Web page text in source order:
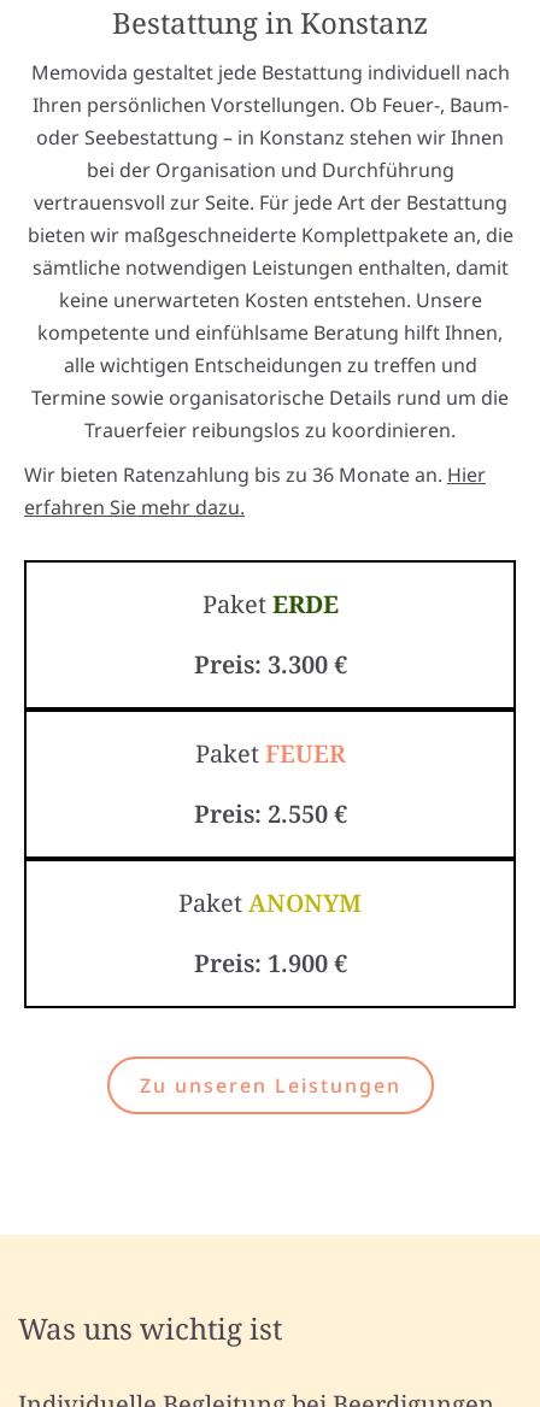
Bestattung in Konstanz
Memovida gestaltet jede Bestattung individuell nach
Ihren persönlichen Vorstellungen. Ob Feuer-, Baum-
oder Seebestattung – in Konstanz stehen wir Ihnen
bei der Organisation und Durchführung
vertrauensvoll zur Seite. Für jede Art der Bestattung
bieten wir maßgeschneiderte Komplettpakete an, die
sämtliche notwendigen Leistungen enthalten, damit
keine unerwarteten Kosten entstehen. Unsere
kompetente und einfühlsame Beratung hilft Ihnen,
alle wichtigen Entscheidungen zu treffen und
Termine sowie organisatorische Details rund um die
Trauerfeier reibungslos zu koordinieren.
Wir bieten Ratenzahlung bis zu 36 Monate an. Hier
erfahren Sie mehr dazu.
PaketERDE
Preis: 3.300 €
PaketFEUER
Preis: 2.550 €
PaketANONYM
Preis: 1.900 €
Zu unseren Leistungen
Was uns wichtig ist